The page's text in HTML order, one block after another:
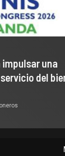
impulsar una
del